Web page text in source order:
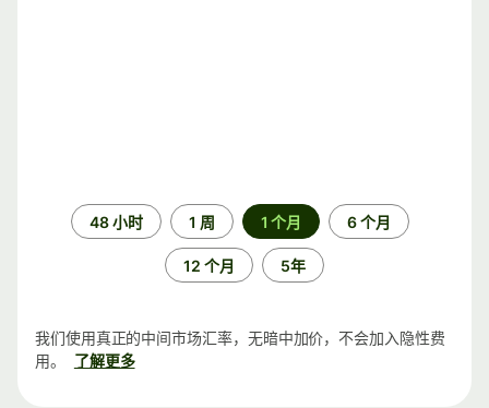
48 小时 1 周 1 个月 6 个月
12 个月 5年
我们使用真正的中间市场汇率，无暗中加价，不会加入隐性费
用。
了解更多